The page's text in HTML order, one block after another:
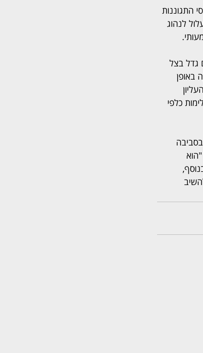
התגוננות
לנהוג
גדל בצל
באופן
כלפי